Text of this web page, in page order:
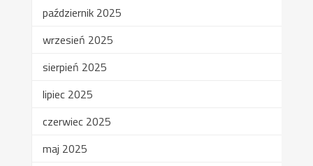
październik 2025
wrzesień 2025
sierpień 2025
lipiec 2025
czerwiec 2025
maj 2025